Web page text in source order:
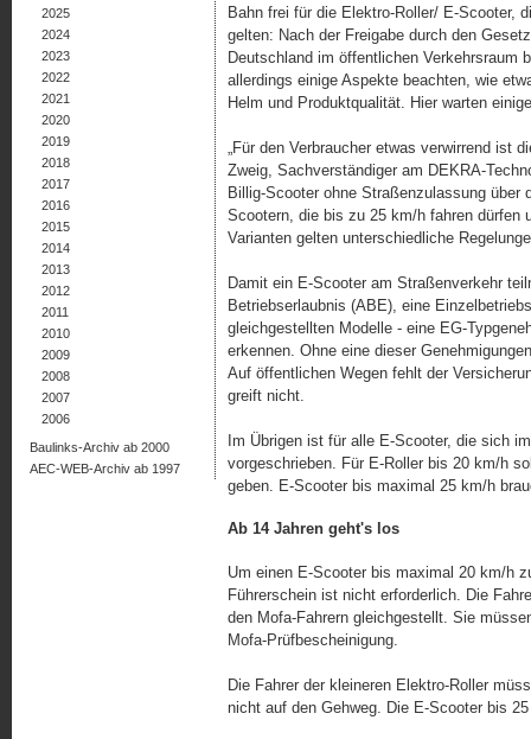
Bahn frei für die Elektro-Roller/ E-Scooter,
gelten: Nach der Freigabe durch den
Deutschland im öffentlichen Verkehrsraum
allerdings einige Aspekte beachten, wie
Helm und Produktqualität. Hier warten
„Für den Verbraucher etwas verwirrend ist
Zweig, Sachverständiger am DEKRA-
Billig-Scooter ohne Straßenzulassung
Scootern, die bis zu 25 km/h fahren dürfen
Varianten gelten unterschiedliche
Damit ein E-Scooter am Straßenverkehr
Betriebserlaubnis (ABE), eine
gleichgestellten Modelle - eine EG-
erkennen. Ohne eine dieser
Auf öffentlichen Wegen fehlt der
greift nicht.
Im Übrigen ist für alle E-Scooter, die sich
vorgeschrieben. Für E-Roller bis 20 km/h
geben. E-Scooter bis maximal 25 km/h
Ab 14 Jahren geht's los
Um einen E-Scooter bis maximal 20 km/h
Führerschein ist nicht erforderlich. Die
den Mofa-Fahrern gleichgestellt. Sie
Mofa-Prüfbescheinigung.
Die Fahrer der kleineren Elektro-Roller
nicht auf den Gehweg. Die E-Scooter bis
2025
2024
2023
2022
2021
2020
2019
2018
2017
2016
2015
2014
2013
2012
2011
2010
2009
2008
2007
2006
Baulinks-Archiv ab 2000
AEC-WEB-Archiv ab 1997